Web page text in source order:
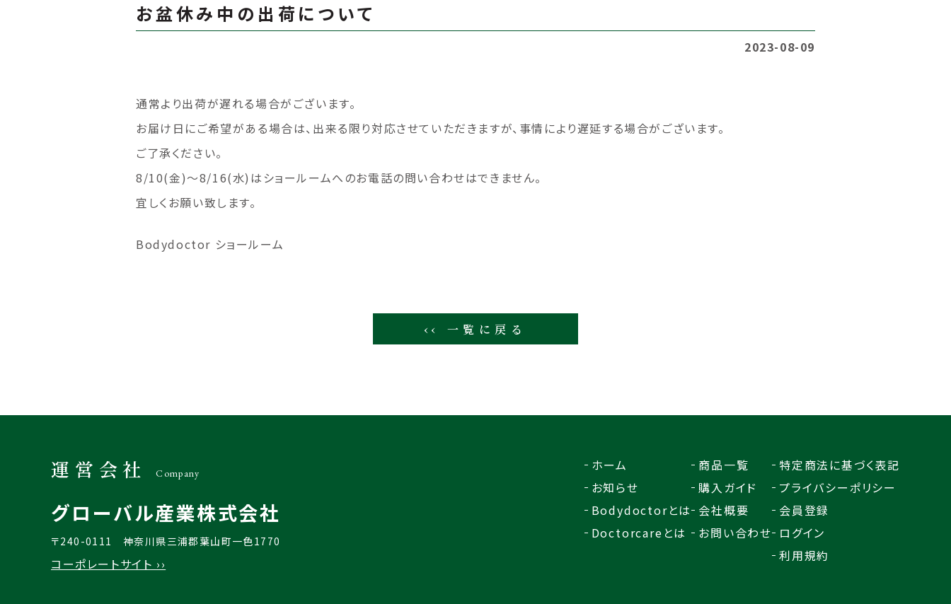
お盆休み中の出荷について
2023-08-09
通常より出荷が遅れる場合がございます。
お届け日にご希望がある場合は、出来る限り対応させていただきますが、事情により遅延する場合がございます。
ご了承ください。
8/10(金)～8/16(水)はショールームへのお電話の問い合わせはできません。
宜しくお願い致します。
Bodydoctor ショールーム
‹‹ 一覧に戻る
運営会社 Company
グローバル産業株式会社
〒240-0111神奈川県三浦郡葉山町一色1770
コーポレートサイト ››
ホーム
お知らせ
Bodydoctorとは
Doctorcareとは
商品一覧
購入ガイド
会社概要
お問い合わせ
特定商法に基づく表記
プライバシーポリシー
会員登録
ログイン
利用規約